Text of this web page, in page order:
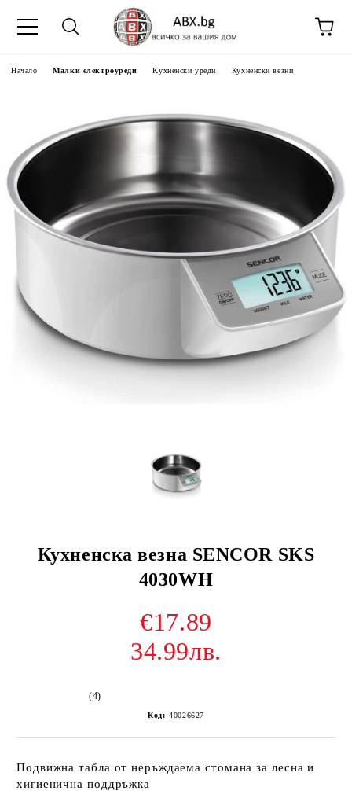
Начало Малки електроуреди Kухненски уреди Кухненски везни
Кухненска везна SENCOR SKS
4030WH
€17.89
34.99лв.
(4)
Код: 40026627
Подвижна табла от неръждаема стомана за лесна и
хигиенична поддръжка